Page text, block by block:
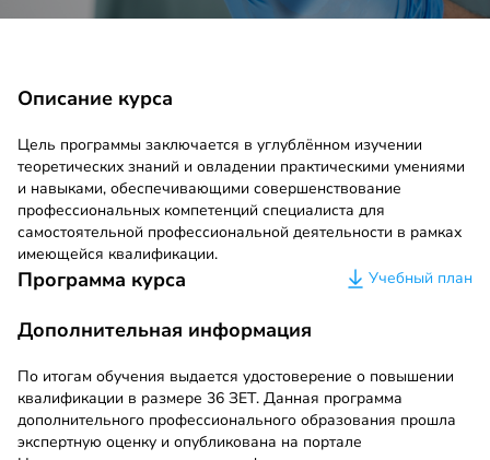
Описание курса
Цель программы заключается в углублённом изучении
теоретических знаний и овладении практическими умениями
и навыками, обеспечивающими совершенствование
профессиональных компетенций специалиста для
самостоятельной профессиональной деятельности в рамках
имеющейся квалификации.
Программа курса Учебный план
Дополнительная информация
По итогам обучения выдается удостоверение о повышении
квалификации в размере 36 ЗЕТ. Данная программа
дополнительного профессионального образования прошла
экспертную оценку и опубликована на портале